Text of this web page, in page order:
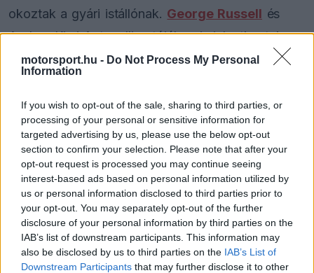
motorsport.hu - Do Not Process My Personal
Information
If you wish to opt-out of the sale, sharing to third parties, or
processing of your personal or sensitive information for
targeted advertising by us, please use the below opt-out
section to confirm your selection. Please note that after your
opt-out request is processed you may continue seeing
interest-based ads based on personal information utilized by
us or personal information disclosed to third parties prior to
your opt-out. You may separately opt-out of the further
disclosure of your personal information by third parties on the
IAB’s list of downstream participants. This information may
also be disclosed by us to third parties on the IAB’s List of
Downstream Participants that may further disclose it to other
okoztak a gyári istállónak. George Russell és
Andrea Kimi Antonelli autójában is jelentkeztek
már hibák a mostani szezon során, a hibák okát
megoldást jelentő új alkatrészek érkezésére még
várni kell.
Video
Player
is
loading.
This
is
a
modal
The media could not be loaded, either because
the server or network failed or because the format
is not supported.